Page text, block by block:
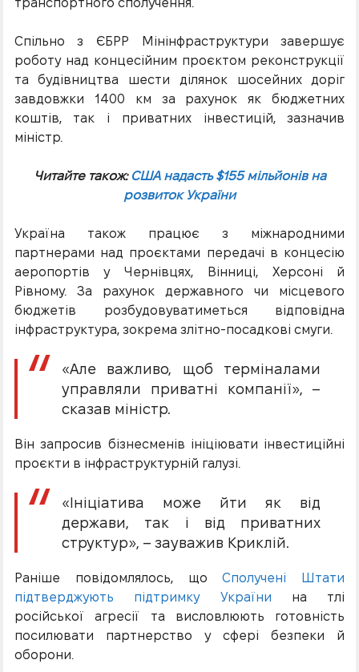
Спільно з ЄБРР Мінінфраструктури завершує
роботу над концесійним проєктом реконструкції
та будівництва шести ділянок шосейних доріг
завдовжки 1400 км за рахунок як бюджетних
коштів, так і приватних інвестицій, зазначив
міністр.
Читайте також: США надасть $155 мільйонів на
розвиток України
Україна також працює з міжнародними
партнерами над проєктами передачі в концесію
аеропортів у Чернівцях, Вінниці, Херсоні й
Рівному. За рахунок державного чи місцевого
бюджетів розбудовуватиметься відповідна
інфраструктура, зокрема злітно-посадкові смуги.
«Але важливо, щоб терміналами
управляли приватні компанії», –
сказав міністр.
Він запросив бізнесменів ініціювати інвестиційні
проєкти в інфраструктурній галузі.
«Ініціатива може йти як від
держави, так і від приватних
структур», – зауважив Криклій.
Раніше повідомлялось, щоСполучені Штати
підтверджують підтримку України на тлі
російської агресії та висловлюють готовність
посилювати партнерство у сфері безпеки й
оборони.